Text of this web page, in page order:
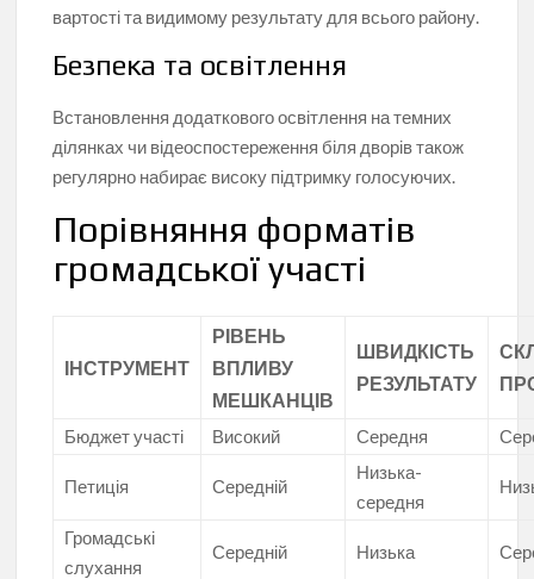
вартості та видимому результату для всього району.
Безпека та освітлення
Встановлення додаткового освітлення на темних
ділянках чи відеоспостереження біля дворів також
регулярно набирає високу підтримку голосуючих.
Порівняння форматів
громадської участі
ІНСТРУМЕНТ
РІВЕНЬ
ВПЛИВУ
МЕШКАНЦІВ
ШВИДКІСТЬ
РЕЗУЛЬТАТУ
Бюджет участі Високий Середня
Петиція Середній
Низька-
середня
Громадські
слухання
Середній Низька